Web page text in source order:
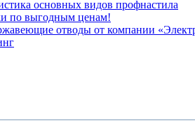
основных видов профнастила
по выгодным ценам!
отводы от компании